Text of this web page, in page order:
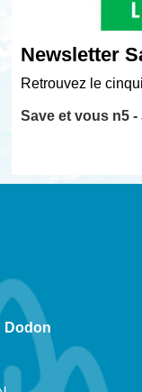
Newsletter
Retrouvez le
Save et vous n5
Dodon